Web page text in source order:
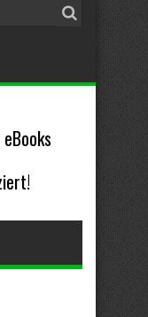
eBooks